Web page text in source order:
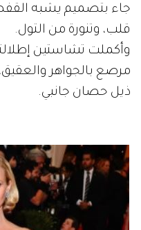
جاء بتصميم يشبه
قلب، وتنورة من التول.
وأكملت تشاستين
مرصع بالجواهر
ذيل حصان جانبي.